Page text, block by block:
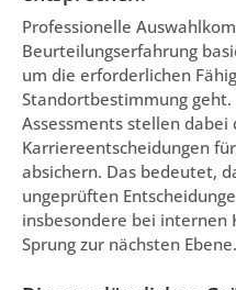
Professionelle
Beurteilungserfahrung
um die erforderlichen
Standortbestimmung
Assessments stellen dabei
Karriereentscheidungen
absichern. Das bedeutet,
ungeprüften
insbesondere bei internen
Sprung zur nächsten Ebene.